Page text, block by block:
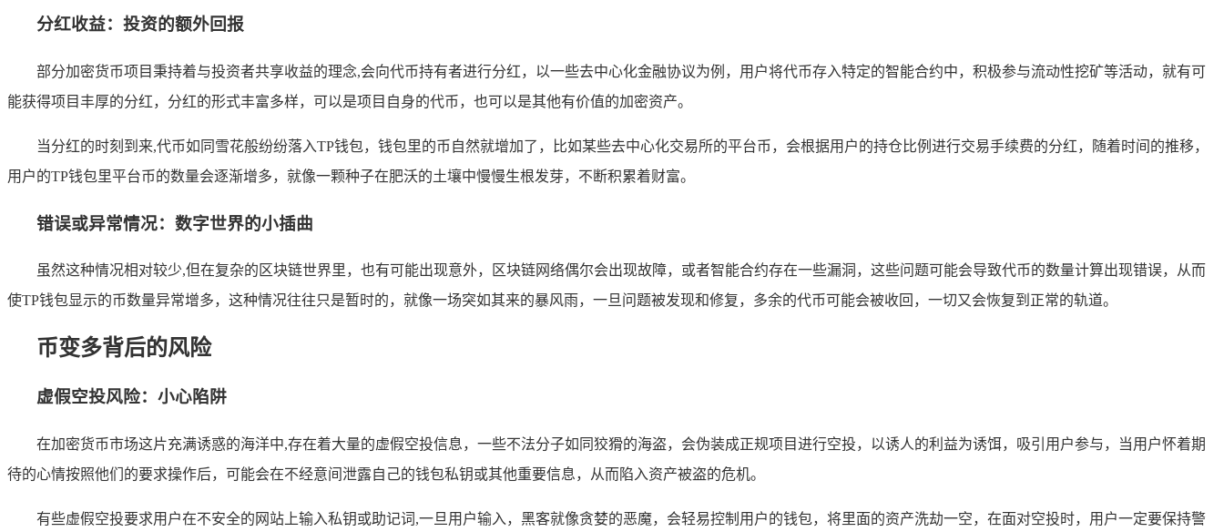
分红收益：投资的额外回报
部分加密货币项目秉持着与投资者共享收益的理念,会向代币持有者进行分红，以一些去中心化金融协议为例，用户将代币存入特定的智能合约中，积极参与流动性挖矿等活动，就有可
能获得项目丰厚的分红，分红的形式丰富多样，可以是项目自身的代币，也可以是其他有价值的加密资产。
当分红的时刻到来,代币如同雪花般纷纷落入TP钱包，钱包里的币自然就增加了，比如某些去中心化交易所的平台币，会根据用户的持仓比例进行交易手续费的分红，随着时间的推移，
用户的TP钱包里平台币的数量会逐渐增多，就像一颗种子在肥沃的土壤中慢慢生根发芽，不断积累着财富。
错误或异常情况：数字世界的小插曲
虽然这种情况相对较少,但在复杂的区块链世界里，也有可能出现意外，区块链网络偶尔会出现故障，或者智能合约存在一些漏洞，这些问题可能会导致代币的数量计算出现错误，从而
使TP钱包显示的币数量异常增多，这种情况往往只是暂时的，就像一场突如其来的暴风雨，一旦问题被发现和修复，多余的代币可能会被收回，一切又会恢复到正常的轨道。
币变多背后的风险
虚假空投风险：小心陷阱
在加密货币市场这片充满诱惑的海洋中,存在着大量的虚假空投信息，一些不法分子如同狡猾的海盗，会伪装成正规项目进行空投，以诱人的利益为诱饵，吸引用户参与，当用户怀着期
待的心情按照他们的要求操作后，可能会在不经意间泄露自己的钱包私钥或其他重要信息，从而陷入资产被盗的危机。
有些虚假空投要求用户在不安全的网站上输入私钥或助记词,一旦用户输入，黑客就像贪婪的恶魔，会轻易控制用户的钱包，将里面的资产洗劫一空，在面对空投时，用户一定要保持警